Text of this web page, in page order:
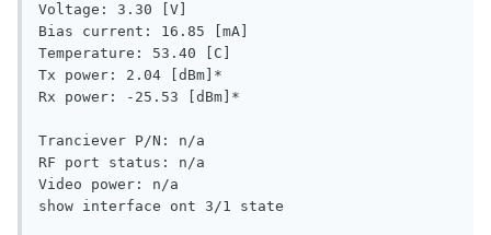
Voltage: 3.30 [V]
Bias current: 16.85 [mA]
Temperature: 53.40 [C]
Tx power: 2.04 [dBm]*
Rx power: -25.53 [dBm]*
Tranciever P/N: n/a
RF port status: n/a
Video power: n/a
show interface ont 3/1 state